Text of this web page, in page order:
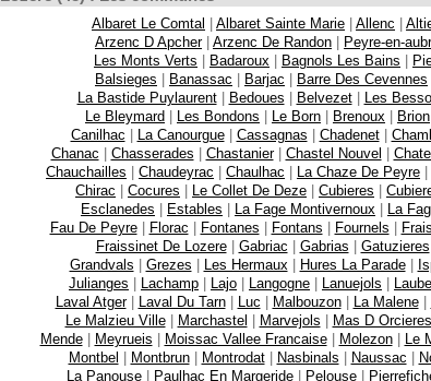
Albaret Le Comtal | Albaret Sainte Marie | Allenc |
Arzenc D Apcher| Arzenc De Randon | Peyre-en-
Les Monts Verts | Badaroux | Bagnols Les Bains |
Balsieges | Banassac | Barjac | Barre Des Cevennes
La Bastide Puylaurent| Bedoues | Belvezet| Les
Le Bleymard | Les Bondons | Le Born | Brenoux | Brion
Canilhac | La Canourgue| Cassagnas | Chadenet|
Chanac | Chasserades | Chastanier| Chastel Nouvel |
Chauchailles | Chaudeyrac | Chaulhac | La Chaze De Peyre |
Chirac | Cocures | Le Collet De Deze | Cubieres |
Esclanedes | Estables | La Fage Montivernoux | La
Fau De Peyre| Florac | Fontanes | Fontans | Fournels |
Fraissinet De Lozere| Gabriac | Gabrias | Gatuzieres
Grandvals | Grezes | Les Hermaux | Hures La Parade|
Julianges | Lachamp | Lajo | Langogne | Lanuejols |
Laval Atger| Laval Du Tarn| Luc | Malbouzon| La Malene|
Le Malzieu Ville| Marchastel | Marvejols | Mas D Orcieres
Mende| Meyrueis | Moissac Vallee Francaise| Molezon| Le
Montbel | Montbrun| Montrodat| Nasbinals | Naussac |
La Panouse | Paulhac En Margeride | Pelouse |